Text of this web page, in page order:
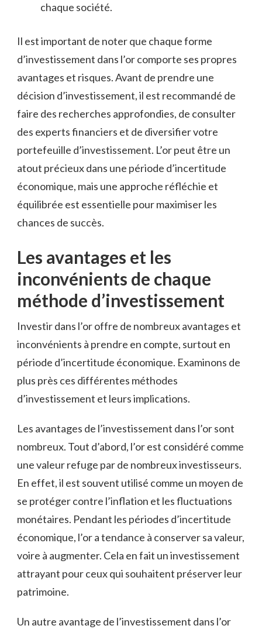
chaque société.
Il est important de noter que⁤ chaque forme
d’investissement‍ dans l’or ​comporte ses propres
avantages et risques. Avant de prendre une
décision d’investissement, il est recommandé de
faire des recherches approfondies, de consulter
des experts financiers et de diversifier⁤ votre
portefeuille d’investissement.⁣ L’or peut être un
atout précieux dans une période d’incertitude
‌économique, mais une approche réfléchie et
équilibrée ⁢est essentielle⁢ pour‍ maximiser les
chances de succès.
Les avantages et les
inconvénients de chaque
méthode d’investissement
Investir dans l’or ⁢offre ⁣de nombreux avantages et
inconvénients à prendre ‌en compte, surtout en
période d’incertitude économique.⁢ Examinons‌ de
plus près ces différentes méthodes
d’investissement et leurs implications.
Les avantages de l’investissement dans l’or sont ​
nombreux. Tout d’abord, l’or est considéré⁤ comme​
une valeur refuge par de nombreux investisseurs.
En effet, ⁤il est souvent utilisé comme un moyen de
se protéger contre l’inflation ‍et ⁤les⁢ fluctuations
monétaires. Pendant les périodes d’incertitude
économique, l’or a tendance à conserver ​sa valeur,
voire ⁤à augmenter. Cela en fait un investissement
attrayant pour​ ceux qui souhaitent préserver leur
⁤patrimoine.
Un autre avantage de l’investissement dans‍ l’or